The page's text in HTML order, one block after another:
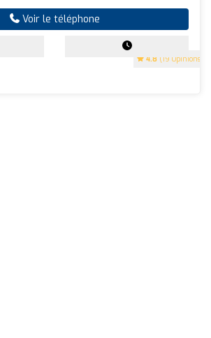
4.8 (19 Opinions)
Voir le téléphone